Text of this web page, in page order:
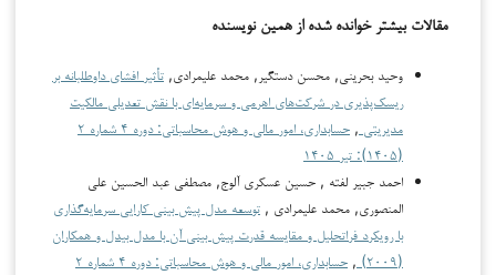
مقالات بیشتر خوانده شده از همین نویسنده
وحید بحرینی, محسن دستگیر, محمد علیمرادی, تأثیر افشای داوطلبانه بر
ریسک‌پذیری در شرکت‌های اهرمی و سرمایه‌ای با نقش تعدیلی مالکیت
مدیریتی ,
حسابداری، امور مالی و هوش محاسباتی: دوره ۴ شماره ۲
(۱۴۰۵): تیر ۱۴۰۵
احمد جبير لفته , حسین عسکری آلوج, مصطفى عبد الحسين علي
المنصوري, محمد علیمرادی , توسعه مدل پیش بینی کارایی سرمایه‌گذاری
با رویکرد فراتحلیل و مقایسه قدرت پیش بینی آن با مدل بیدل و همکاران
(۲۰۰۹)
,
حسابداری، امور مالی و هوش محاسباتی: دوره ۴ شماره ۲